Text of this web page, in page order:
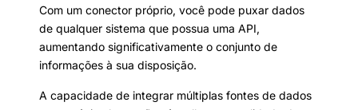
Com um conector próprio, você pode puxar dados
de qualquer sistema que possua uma API,
aumentando significativamente o conjunto de
informações à sua disposição.
A capacidade de integrar múltiplas fontes de dados